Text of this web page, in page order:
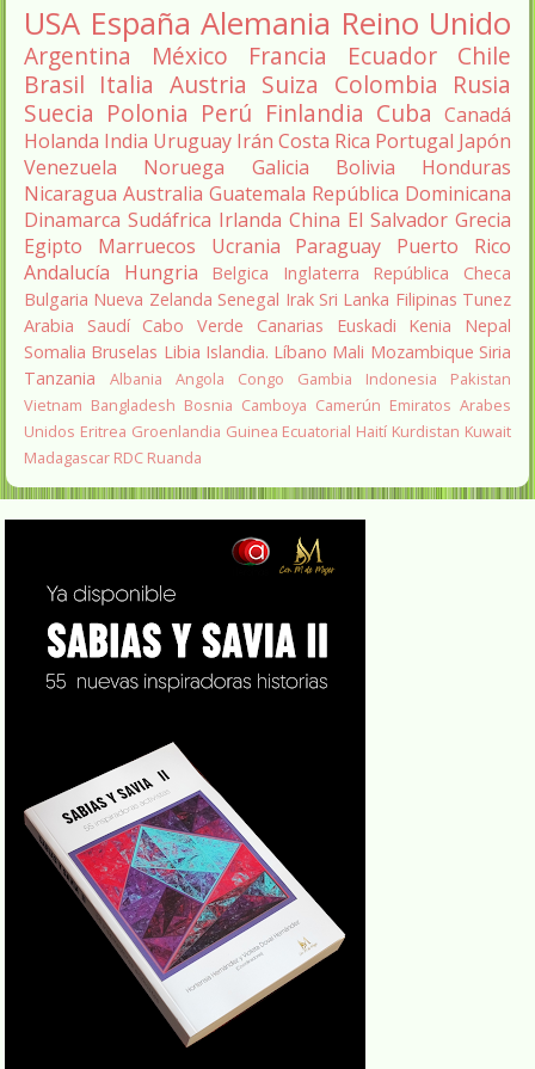
USA España Alemania Reino Unido
Argentina México Francia Ecuador
Chile
Brasil Italia Austria Suiza Colombia Rusia
Suecia Polonia Perú Finlandia Cuba Canadá
Holanda India Uruguay Irán Costa Rica Portugal Japón
Venezuela
Noruega Galicia Bolivia
Honduras
Nicaragua Australia Guatemala República Dominicana
Dinamarca Sudáfrica Irlanda China El Salvador Grecia
Egipto
Marruecos Ucrania Paraguay
Puerto Rico
Andalucía
Hungria Belgica Inglaterra
República Checa
Bulgaria Nueva Zelanda Senegal Irak Sri Lanka Filipinas Tunez
Arabia Saudí Cabo Verde Canarias Euskadi Kenia
Nepal
Somalia Bruselas Libia Islandia. Líbano Mali Mozambique Siria
Tanzania
Albania Angola Congo Gambia Indonesia
Pakistan
Vietnam Bangladesh Bosnia Camboya Camerún Emiratos Arabes
Unidos Eritrea Groenlandia Guinea Ecuatorial Haití Kurdistan Kuwait
Madagascar RDC Ruanda